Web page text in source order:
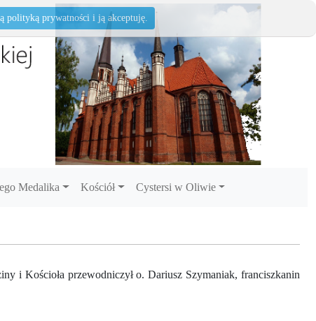
Medalika Kościół Cystersi w Oliwie
i Kościoła przewodniczył o. Dariusz Szymaniak, franciszkanin
polityką prywatności i ją akceptuję.